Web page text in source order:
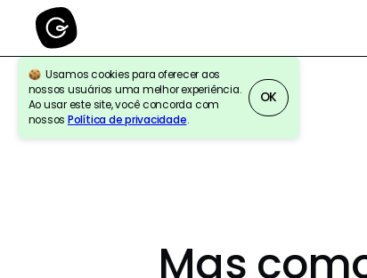
Usamos cookies para oferecer aos
nossos usuários uma melhor experiência.
Ao usar este site, você concorda com
nossos Política de privacidade.
OK
Mas